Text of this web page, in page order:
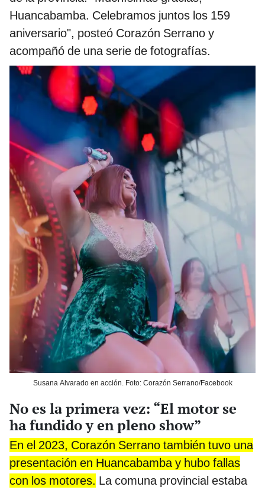
Huancabamba. Celebramos juntos los 159
aniversario", posteó Corazón Serrano y
acompañó de una serie de fotografías.
Susana Alvarado en acción. Foto: Corazón Serrano/Facebook
No es la primera vez: “El motor se
ha fundido y en pleno show”
En el 2023, Corazón Serrano también tuvo una
presentación en Huancabamba y hubo fallas
con los motores. La comuna provincial estaba